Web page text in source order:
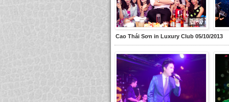
Cao Thái Sơn in Luxury Club 05/10/2013